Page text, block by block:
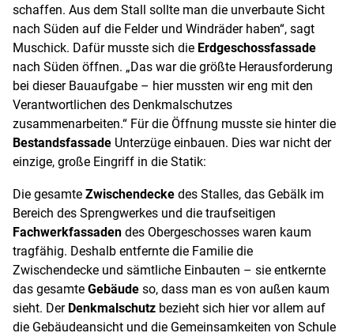
schaffen. Aus dem Stall sollte man die unverbaute Sicht
nach Süden auf die Felder und Windräder haben“, sagt
Muschick. Dafür musste sich die Erdgeschossfassade
nach Süden öffnen. „Das war die größte Herausforderung
bei dieser Bauaufgabe – hier mussten wir eng mit den
Verantwortlichen des Denkmalschutzes
zusammenarbeiten.“ Für die Öffnung musste sie hinter die
Bestandsfassade Unterzüge einbauen. Dies war nicht der
einzige, große Eingriff in die Statik:
Die gesamte Zwischendecke des Stalles, das Gebälk im
Bereich des Sprengwerkes und die traufseitigen
Fachwerkfassaden des Obergeschosses waren kaum
tragfähig. Deshalb entfernte die Familie die
Zwischendecke und sämtliche Einbauten – sie entkernte
das gesamte Gebäude so, dass man es von außen kaum
sieht. Der Denkmalschutz bezieht sich hier vor allem auf
die Gebäudeansicht und die Gemeinsamkeiten von Schule